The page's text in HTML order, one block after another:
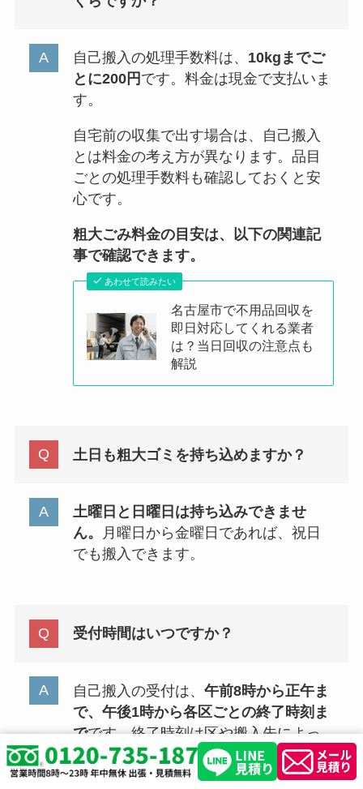
自己搬入の処理手数料は、 10kgまでご
とに200円 です。料金は現金で支払いま
す。
自宅前の収集で出す場合は、自己搬入
とは料金の考え方が異なります。品目
ごとの処理手数料も確認しておくと安
心です。
粗大ごみ料金の目安は、以下の関連記
事で確認できます。
あわせて読みたい
名古屋市で不用品回収を
即日対応してくれる業者
は？当日回収の注意点も
解説
土日も粗大ゴミを持ち込めますか？
土曜日と日曜日は持ち込みできませ
ん。
月曜日から金曜日であれば、祝日
でも搬入できます。
受付時間はいつですか？
自己搬入の受付は、 午前8時から正午ま
で、午後1時から各区ごとの終了時刻ま
でです。終了時刻は区や搬入先によっ
て異なるため、早めに動く方が安心で
す。